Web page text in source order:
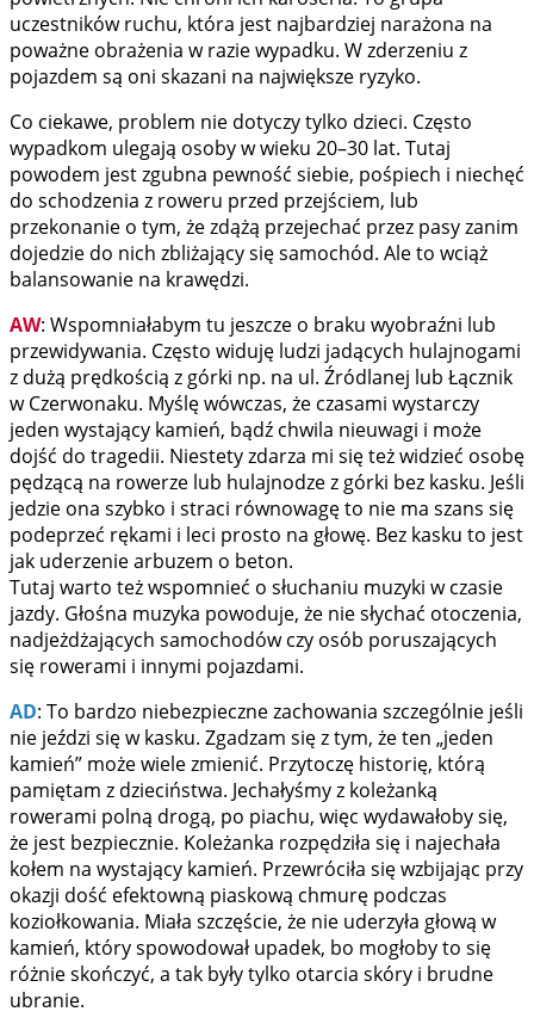
uczestników ruchu, która jest najbardziej narażona na
poważne obrażenia w razie wypadku. W zderzeniu z
pojazdem są oni skazani na największe ryzyko.
Co ciekawe, problem nie dotyczy tylko dzieci. Często
wypadkom ulegają osoby w wieku 20–30 lat. Tutaj
powodem jest zgubna pewność siebie, pośpiech i niechęć
do schodzenia z roweru przed przejściem, lub
przekonanie o tym, że zdążą przejechać przez pasy zanim
dojedzie do nich zbliżający się samochód. Ale to wciąż
balansowanie na krawędzi.
AW: Wspomniałabym tu jeszcze o braku wyobraźni lub
przewidywania. Często widuję ludzi jadących hulajnogami
z dużą prędkością z górki np. na ul. Źródlanej lub Łącznik
w Czerwonaku. Myślę wówczas, że czasami wystarczy
jeden wystający kamień, bądź chwila nieuwagi i może
dojść do tragedii. Niestety zdarza mi się też widzieć osobę
pędzącą na rowerze lub hulajnodze z górki bez kasku. Jeśli
jedzie ona szybko i straci równowagę to nie ma szans się
podeprzeć rękami i leci prosto na głowę. Bez kasku to jest
jak uderzenie arbuzem o beton.
Tutaj warto też wspomnieć o słuchaniu muzyki w czasie
jazdy. Głośna muzyka powoduje, że nie słychać otoczenia,
nadjeżdżających samochodów czy osób poruszających
się rowerami i innymi pojazdami.
AD: To bardzo niebezpieczne zachowania szczególnie jeśli
nie jeździ się w kasku. Zgadzam się z tym, że ten „jeden
kamień” może wiele zmienić. Przytoczę historię, którą
pamiętam z dzieciństwa. Jechałyśmy z koleżanką
rowerami polną drogą, po piachu, więc wydawałoby się,
że jest bezpiecznie. Koleżanka rozpędziła się i najechała
kołem na wystający kamień. Przewróciła się wzbijając przy
okazji dość efektowną piaskową chmurę podczas
koziołkowania. Miała szczęście, że nie uderzyła głową w
kamień, który spowodował upadek, bo mogłoby to się
różnie skończyć, a tak były tylko otarcia skóry i brudne
ubranie.